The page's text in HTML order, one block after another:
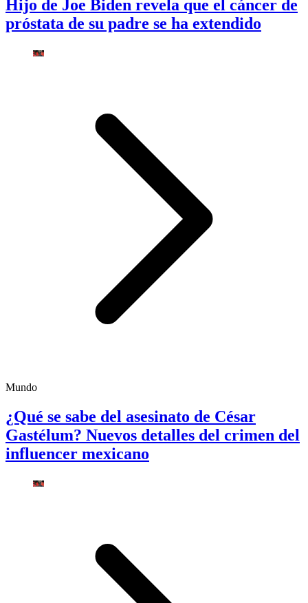
Hijo de Joe Biden revela que el cáncer de
próstata de su padre se ha extendido
Mundo
¿Qué se sabe del asesinato de César
Gastélum? Nuevos detalles del crimen del
influencer mexicano